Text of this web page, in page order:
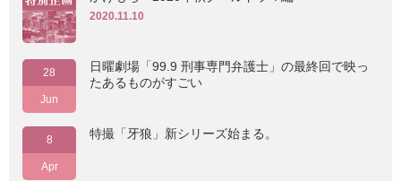
2020.11.10
28
Jun
日曜劇場「99.9 刑事専門弁護士」の最終回で映っ
たあるものがすごい
8
Apr
特撮「牙狼」新シリーズ始まる。